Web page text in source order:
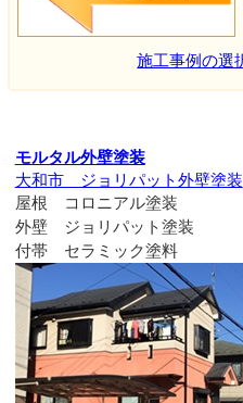
施工事例の選
モルタル外壁塗装
大和市 ジョリパット外壁塗装
屋根 コロニアル塗装
外壁 ジョリパット塗装
付帯 セラミック塗料